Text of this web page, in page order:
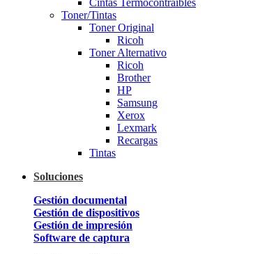
Cintas Termocontraibles
Toner/Tintas
Toner Original
Ricoh
Toner Alternativo
Ricoh
Brother
HP
Samsung
Xerox
Lexmark
Recargas
Tintas
Soluciones
Gestión documental
Gestión de dispositivos
Gestión de impresión
Software de captura